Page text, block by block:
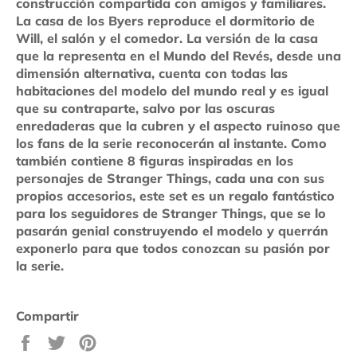
La casa de los Byers reproduce el dormitorio de
Will, el salón y el comedor. La versión de la casa
que la representa en el Mundo del Revés, desde una
dimensión alternativa, cuenta con todas las
habitaciones del modelo del mundo real y es igual
que su contraparte, salvo por las oscuras
enredaderas que la cubren y el aspecto ruinoso que
los fans de la serie reconocerán al instante. Como
también contiene 8 figuras inspiradas en los
personajes de Stranger Things, cada una con sus
propios accesorios, este set es un regalo fantástico
para los seguidores de Stranger Things, que se lo
pasarán genial construyendo el modelo y querrán
exponerlo para que todos conozcan su pasión por
la serie.
Compartir
Compartir
Tuitear